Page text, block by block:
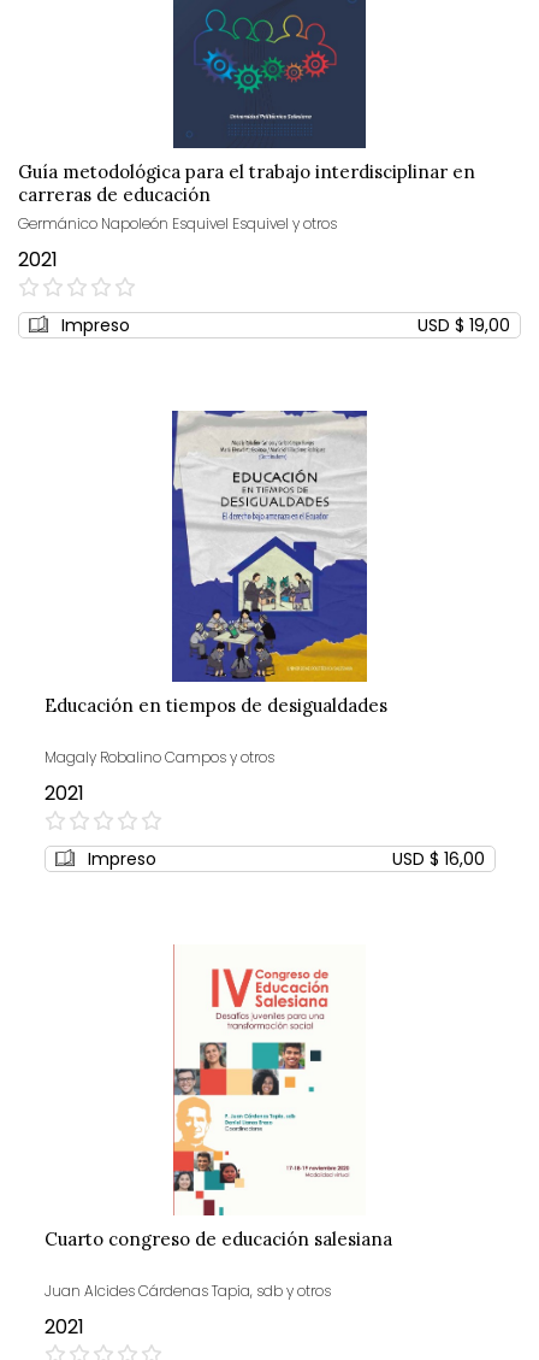
Guía metodológica para el trabajo interdisciplinar en
carreras de educación
Germánico Napoleón Esquivel Esquivel y otros
2021
0%
Impreso USD $ 19,00
Educación en tiempos de desigualdades
Magaly Robalino Campos y otros
2021
0%
Impreso USD $ 16,00
Cuarto congreso de educación salesiana
Juan Alcides Cárdenas Tapia, sdb y otros
2021